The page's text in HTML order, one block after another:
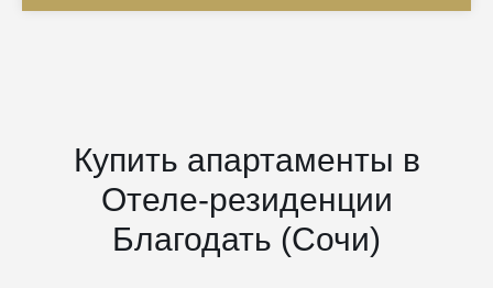
Купить апартаменты в
Отеле-резиденции
Благодать (Сочи)